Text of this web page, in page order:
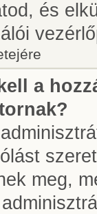
és
a
meg,